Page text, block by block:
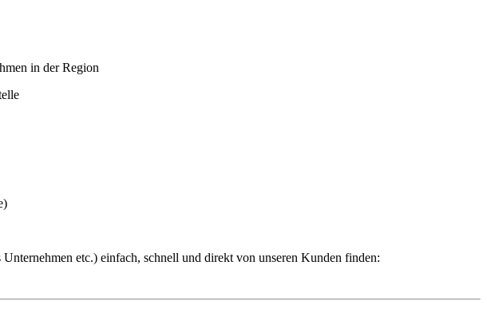
in der Region
etc.) einfach, schnell und direkt von unseren Kunden finden: